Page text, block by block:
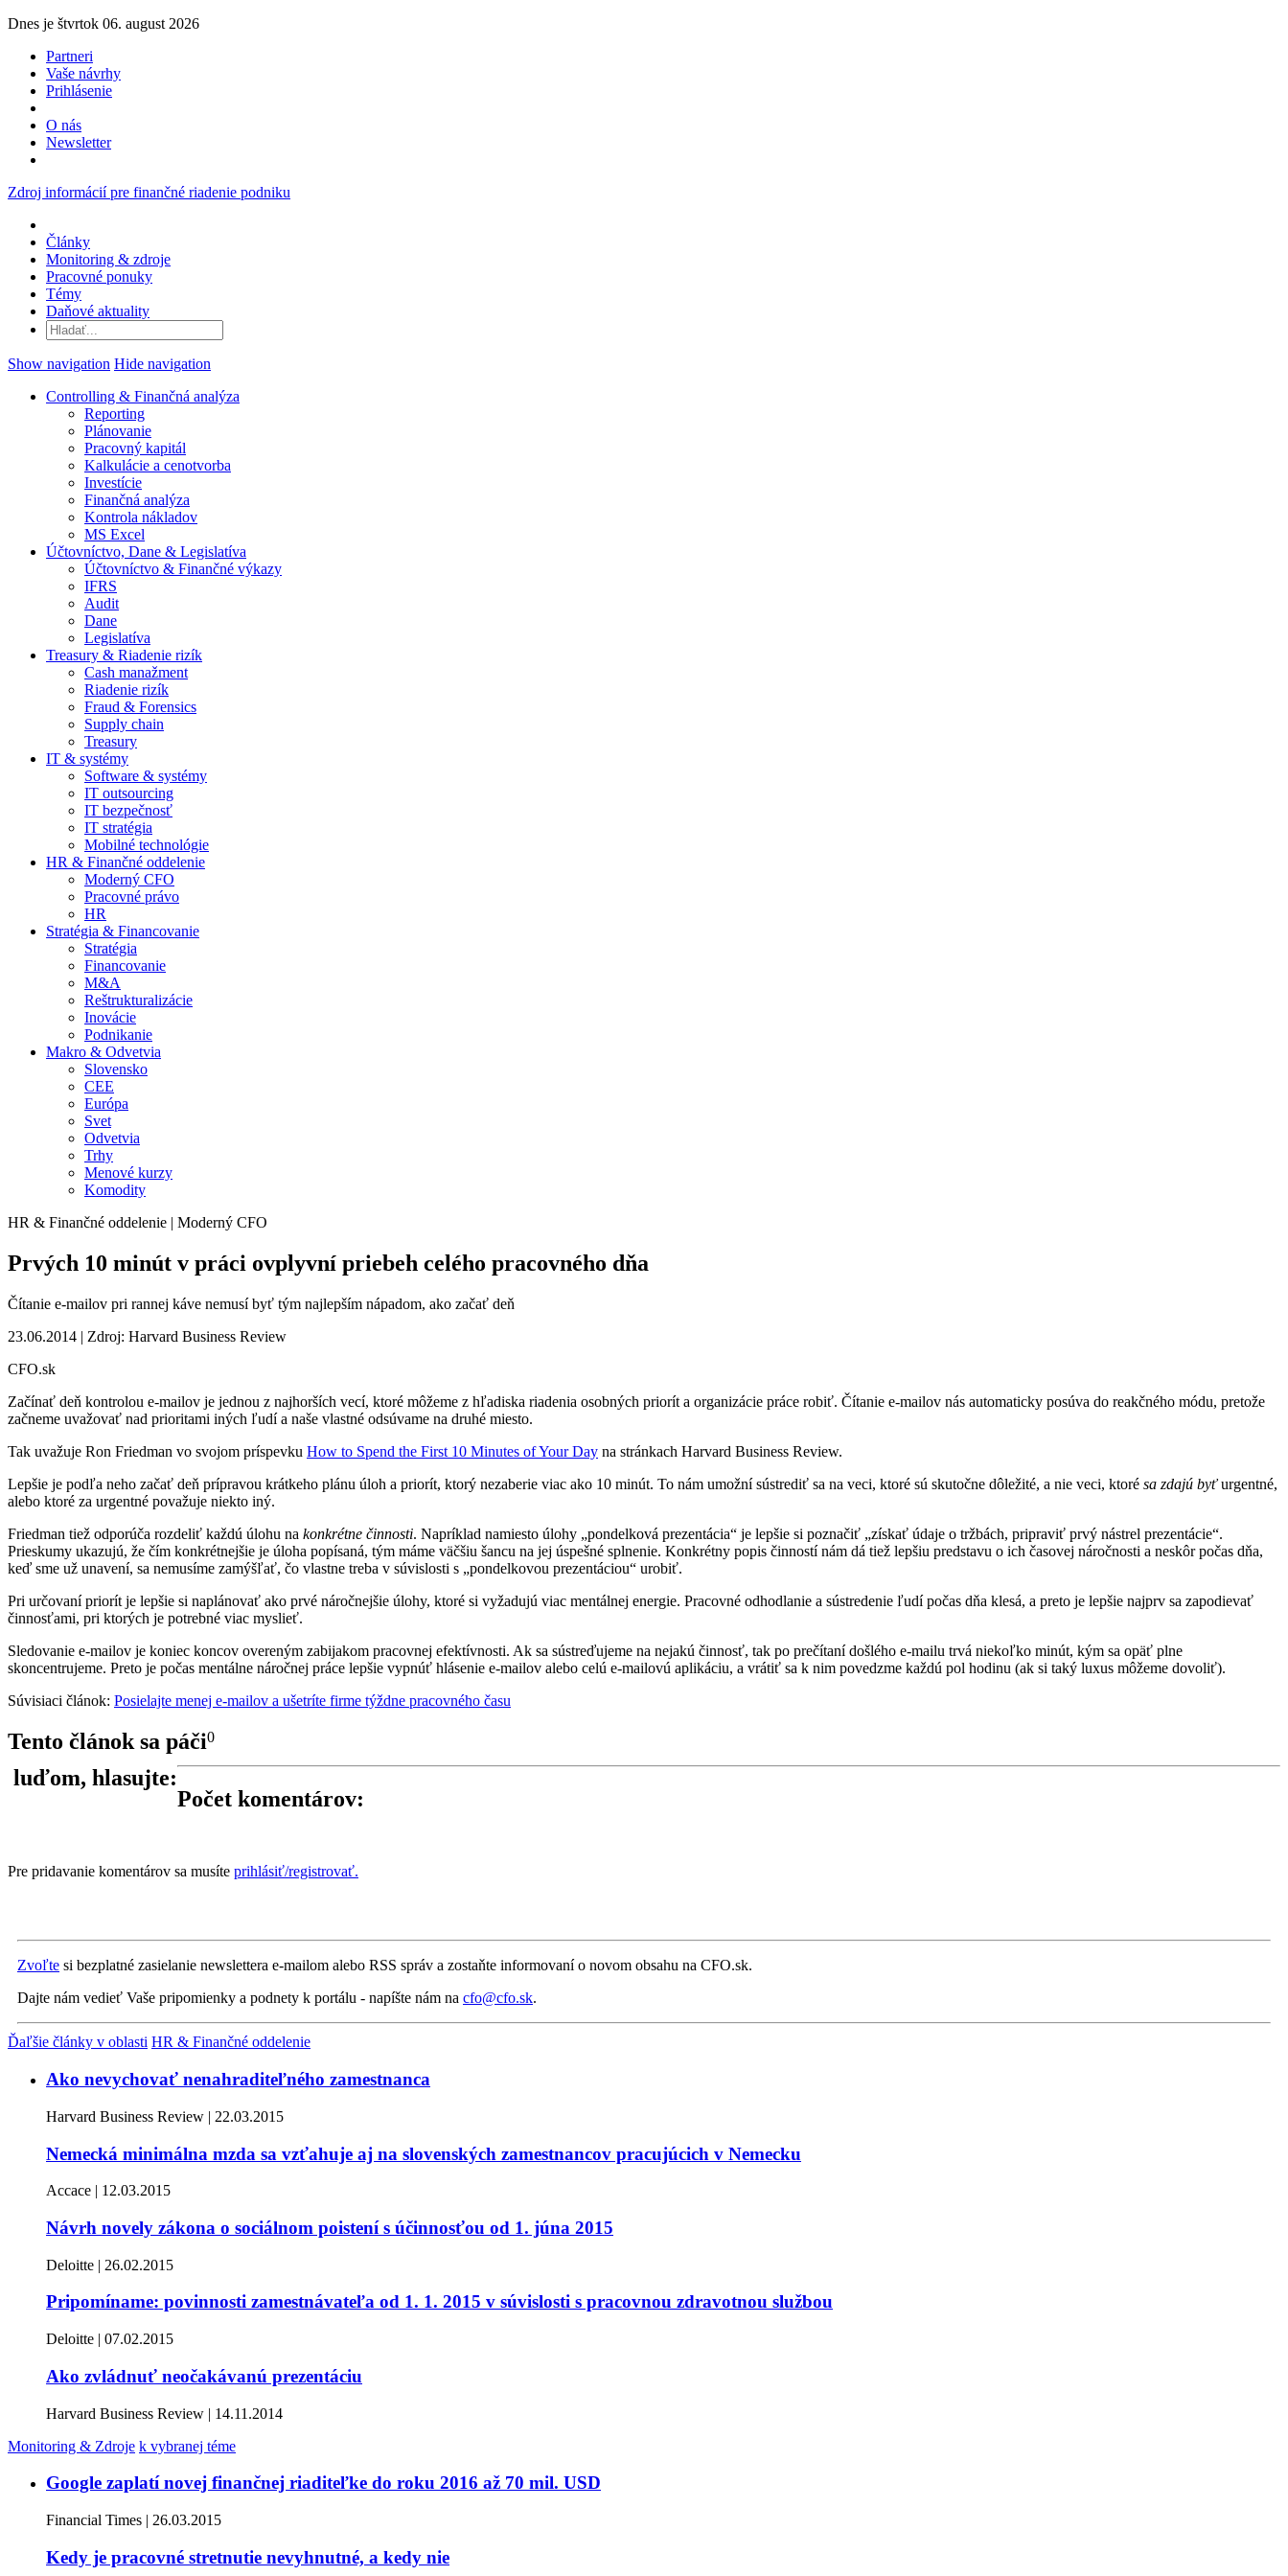
Dnes je štvrtok 06. august 2026
Partneri
Vaše návrhy
Prihlásenie
O nás
Newsletter
Zdroj informácií pre finančné riadenie podniku
Články
Monitoring & zdroje
Pracovné ponuky
Témy
Daňové aktuality
Show navigation Hide navigation
Controlling & Finančná analýza
Reporting
Plánovanie
Pracovný kapitál
Kalkulácie a cenotvorba
Investície
Finančná analýza
Kontrola nákladov
MS Excel
Účtovníctvo, Dane & Legislatíva
Účtovníctvo & Finančné výkazy
IFRS
Audit
Dane
Legislatíva
Treasury & Riadenie rizík
Cash manažment
Riadenie rizík
Fraud & Forensics
Supply chain
Treasury
IT & systémy
Software & systémy
IT outsourcing
IT bezpečnosť
IT stratégia
Mobilné technológie
HR & Finančné oddelenie
Moderný CFO
Pracovné právo
HR
Stratégia & Financovanie
Stratégia
Financovanie
M&A
Reštrukturalizácie
Inovácie
Podnikanie
Makro & Odvetvia
Slovensko
CEE
Európa
Svet
Odvetvia
Trhy
Menové kurzy
Komodity
HR & Finančné oddelenie | Moderný CFO
Prvých 10 minút v práci ovplyvní priebeh celého pracovného dňa
Čítanie e-mailov pri rannej káve nemusí byť tým najlepším nápadom, ako začať deň
23.06.2014 | Zdroj: Harvard Business Review
CFO.sk
Začínať deň kontrolou e-mailov je jednou z najhorších vecí, ktoré môžeme z hľadiska riadenia osobných priorít a organizácie práce robiť. Čítanie e-mailov nás automaticky posúva do reakčného módu, pretože
začneme uvažovať nad prioritami iných ľudí a naše vlastné odsúvame na druhé miesto.
Tak uvažuje Ron Friedman vo svojom príspevku How to Spend the First 10 Minutes of Your Day na stránkach Harvard Business Review.
Lepšie je podľa neho začať deň prípravou krátkeho plánu úloh a priorít, ktorý nezaberie viac ako 10 minút. To nám umožní sústrediť sa na veci, ktoré sú skutočne dôležité, a nie veci, ktoré sa zdajú byťurgentné,
alebo ktoré za urgentné považuje niekto iný.
Friedman tiež odporúča rozdeliť každú úlohu na konkrétne činnosti. Napríklad namiesto úlohy „pondelková prezentácia“ je lepšie si poznačiť „získať údaje o tržbách, pripraviť prvý nástrel prezentácie“.
Prieskumy ukazujú, že čím konkrétnejšie je úloha popísaná, tým máme väčšiu šancu na jej úspešné splnenie. Konkrétny popis činností nám dá tiež lepšiu predstavu o ich časovej náročnosti a neskôr počas dňa,
keď sme už unavení, sa nemusíme zamýšľať, čo vlastne treba v súvislosti s „pondelkovou prezentáciou“ urobiť.
Pri určovaní priorít je lepšie si naplánovať ako prvé náročnejšie úlohy, ktoré si vyžadujú viac mentálnej energie. Pracovné odhodlanie a sústredenie ľudí počas dňa klesá, a preto je lepšie najprv sa zapodievať
činnosťami, pri ktorých je potrebné viac myslieť.
Sledovanie e-mailov je koniec koncov overeným zabijakom pracovnej efektívnosti. Ak sa sústreďujeme na nejakú činnosť, tak po prečítaní došlého e-mailu trvá niekoľko minút, kým sa opäť plne
skoncentrujeme. Preto je počas mentálne náročnej práce lepšie vypnúť hlásenie e-mailov alebo celú e-mailovú aplikáciu, a vrátiť sa k nim povedzme každú pol hodinu (ak si taký luxus môžeme dovoliť).
Súvisiaci článok: Posielajte menej e-mailov a ušetríte firme týždne pracovného času
Tento článok sa páči0
luďom, hlasujte:
Počet komentárov:
Pre pridavanie komentárov sa musíte prihlásiť/registrovať.
Zvoľte si bezplatné zasielanie newslettera e-mailom alebo RSS správ a zostaňte informovaní o novom obsahu na CFO.sk.
Dajte nám vedieť Vaše pripomienky a podnety k portálu - napíšte nám na cfo@cfo.sk.
Ďaľšie články v oblasti HR & Finančné oddelenie
Ako nevychovať nenahraditeľného zamestnanca
Harvard Business Review | 22.03.2015
Nemecká minimálna mzda sa vzťahuje aj na slovenských zamestnancov pracujúcich v Nemecku
Accace | 12.03.2015
Návrh novely zákona o sociálnom poistení s účinnosťou od 1. júna 2015
Deloitte | 26.02.2015
Pripomíname: povinnosti zamestnávateľa od 1. 1. 2015 v súvislosti s pracovnou zdravotnou službou
Deloitte | 07.02.2015
Ako zvládnuť neočakávanú prezentáciu
Harvard Business Review | 14.11.2014
Monitoring & Zdroje k vybranej téme
Google zaplatí novej finančnej riaditeľke do roku 2016 až 70 mil. USD
Financial Times | 26.03.2015
Kedy je pracovné stretnutie nevyhnutné, a kedy nie